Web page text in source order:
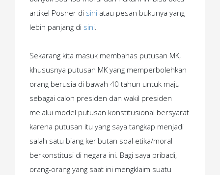
artikel Posner di sini atau pesan bukunya yang
lebih panjang di sini.
Sekarang kita masuk membahas putusan MK,
khususnya putusan MK yang memperbolehkan
orang berusia di bawah 40 tahun untuk maju
sebagai calon presiden dan wakil presiden
melalui model putusan konstitusional bersyarat
karena putusan itu yang saya tangkap menjadi
salah satu biang keributan soal etika/moral
berkonstitusi di negara ini. Bagi saya pribadi,
orang-orang yang saat ini mengklaim suatu